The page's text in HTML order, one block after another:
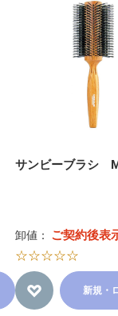
サンビーブラシ
卸値： ご契約後表
☆☆☆☆☆
新規・